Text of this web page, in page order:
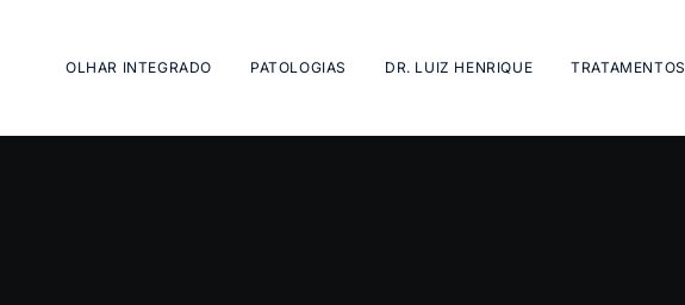
OLHAR INTEGRADO PATOLOGIAS DR. LUIZ HENRIQUE TRATAMENTOS